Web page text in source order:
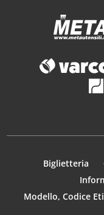
Biglietteria
Modello, Codice